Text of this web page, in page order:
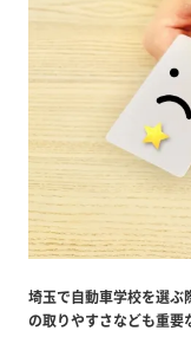
埼玉で自動車学校を選ぶ
の取りやすさなども重要